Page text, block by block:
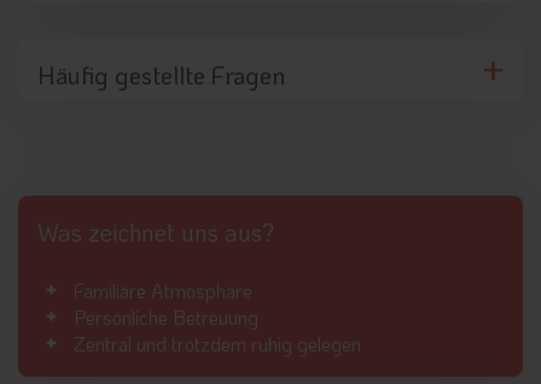
Häufig gestellte Fragen
Was zeichnet uns aus?
Familiäre Atmosphäre
Persönliche Betreuung
Zentral und trotzdem ruhig gelegen